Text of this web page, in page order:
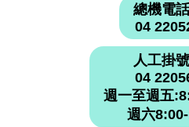
總機電
04
人工掛
04
週一至週五
週六